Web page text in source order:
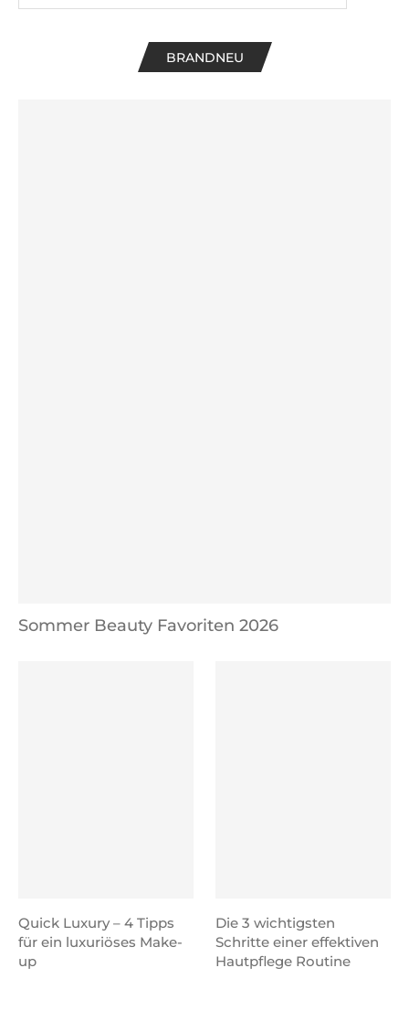
BRANDNEU
Sommer Beauty Favoriten 2026
Quick Luxury – 4 Tipps
für ein luxuriöses Make-
up
Die 3 wichtigsten
Schritte einer effektiven
Hautpflege Routine